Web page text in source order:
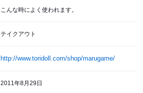
こんな時によく使われます。
テイクアウト
http://www.toridoll.com/shop/marugame/
2011年8月29日